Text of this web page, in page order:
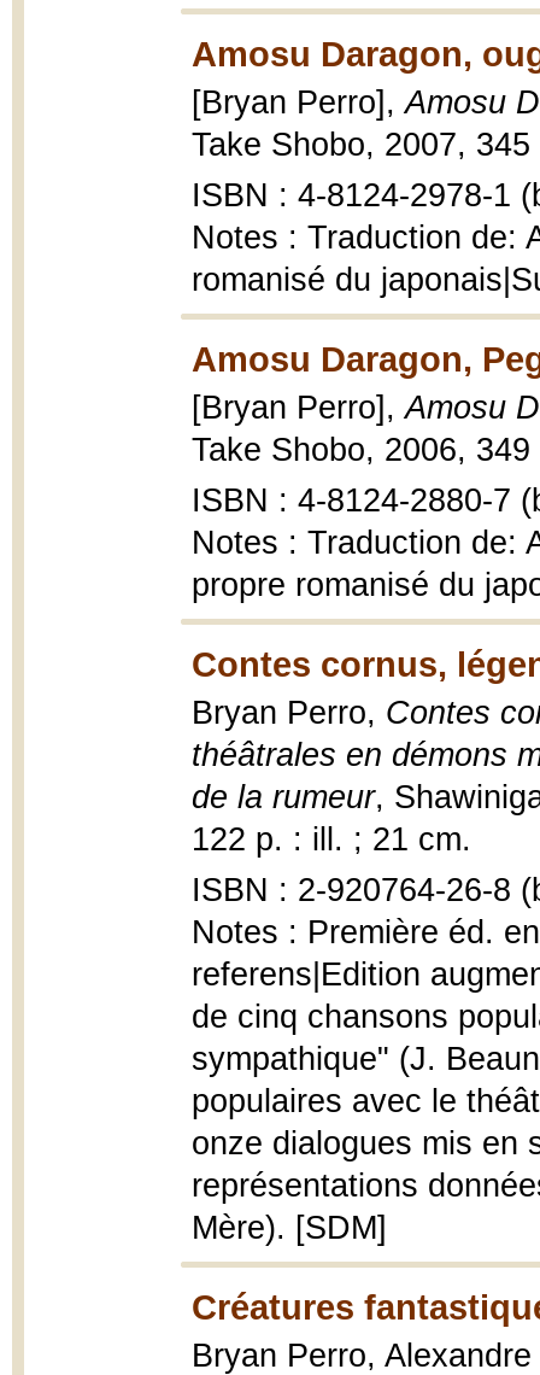
Amosu Daragon,
[Bryan Perro],Amosu
Take Shobo, 2007,
ISBN : 4-8124-2978-1
Notes : Traduction de:
romanisé du
Amosu Daragon,
[Bryan Perro],Amosu
Take Shobo, 2006,
ISBN : 4-8124-2880-7
Notes : Traduction de:
propre romanisé du
Contes cornus,
Bryan Perro, Contes
théâtrales en démons
de la rumeur,
122 p. : ill. ; 21 cm.
ISBN : 2-920764-26-8
Notes : Première éd.
referens|Edition
de cinq chansons
sympathique" (J.
populaires avec le
onze dialogues mis en
représentations
Mère). [SDM]
Créatures
Bryan Perro,